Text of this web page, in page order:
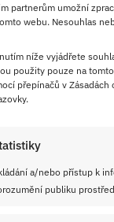
partnerům umožní
webu. Nesouhlas
níže vyjádřete
použity pouze na
přepínačů v
a/nebo přístup k
publiku
pečení